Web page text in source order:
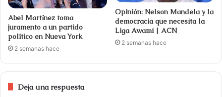
Abel Martínez toma
juramento a un partido
político en Nueva York
2 semanas hace
Opinión: Nelson Mandela y la
democracia que necesita la
Liga Awami | ACN
2 semanas hace
Deja una respuesta